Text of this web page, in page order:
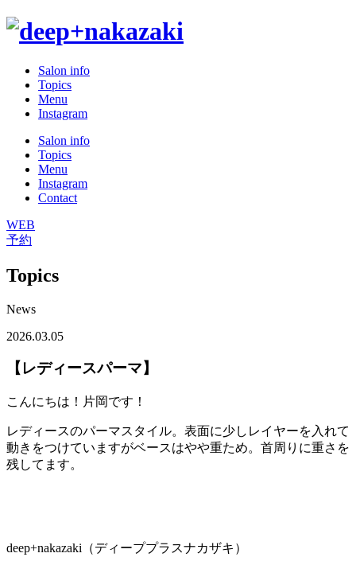
Salon info
Topics
Menu
Instagram
Salon info
Topics
Menu
Instagram
Contact
WEB
予約
Topics
News
2026.03.05
【レディースパーマ】
こんにちは！片岡です！
レディースのパーマスタイル。表面に少しレイヤーを入れて
動きをつけていますがベースはやや重ため。首周りに重さを
残してます。
deep+nakazaki（ディーププラスナカザキ）